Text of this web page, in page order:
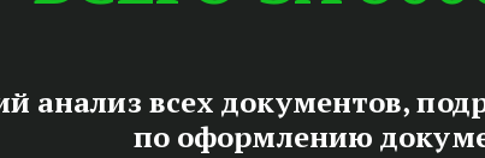
ПОДРОБНЕЕ
анализ всех документов,
по оформлению